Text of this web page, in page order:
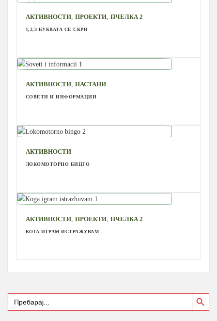
АКТИВНОСТИ, ПРОЕКТИ, ПЧЕЛКА 2
1,2,3 БУКВАТА СЕ СКРИ
АКТИВНОСТИ, НАСТАНИ
СОВЕТИ И ИНФОРМАЦИИ
АКТИВНОСТИ
ЛОКОМОТОРНО БИНГО
АКТИВНОСТИ, ПРОЕКТИ, ПЧЕЛКА 2
КОГА ИГРАМ ИСТРАЖУВАМ
Search
for:
Search Button